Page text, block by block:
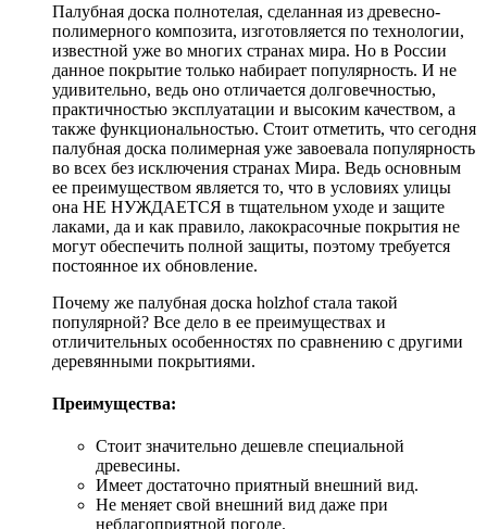
Палубная доска полнотелая, сделанная из древесно-
полимерного композита, изготовляется по технологии,
известной уже во многих странах мира. Но в России
данное покрытие только набирает популярность. И не
удивительно, ведь оно отличается долговечностью,
практичностью эксплуатации и высоким качеством, а
также функциональностью. Стоит отметить, что сегодня
палубная доска полимерная уже завоевала популярность
во всех без исключения странах Мира. Ведь основным
ее преимуществом является то, что в условиях улицы
она НЕ НУЖДАЕТСЯ в тщательном уходе и защите
лаками, да и как правило, лакокрасочные покрытия не
могут обеспечить полной защиты, поэтому требуется
постоянное их обновление.
Почему же палубная доска holzhof стала такой
популярной? Все дело в ее преимуществах и
отличительных особенностях по сравнению с другими
деревянными покрытиями.
Преимущества:
Стоит значительно дешевле специальной
древесины.
Имеет достаточно приятный внешний вид.
Не меняет свой внешний вид даже при
неблагоприятной погоде.